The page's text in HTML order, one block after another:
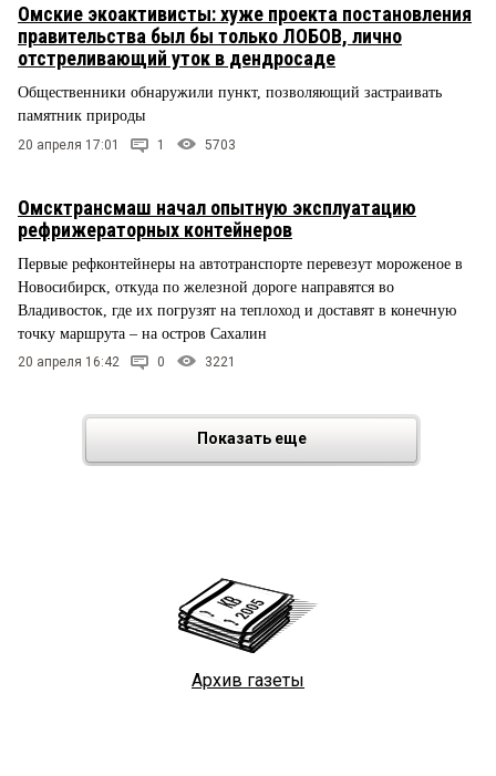
Омские экоактивисты: хуже проекта постановления
правительства был бы только ЛОБОВ, лично
отстреливающий уток в дендросаде
Общественники обнаружили пункт, позволяющий застраивать
памятник природы
20 апреля 17:01 1 5703
Омсктрансмаш начал опытную эксплуатацию
рефрижераторных контейнеров
Первые рефконтейнеры на автотранспорте перевезут мороженое в
Новосибирск, откуда по железной дороге направятся во
Владивосток, где их погрузят на теплоход и доставят в конечную
точку маршрута – на остров Сахалин
20 апреля 16:42 0 3221
Показать еще
Архив газеты